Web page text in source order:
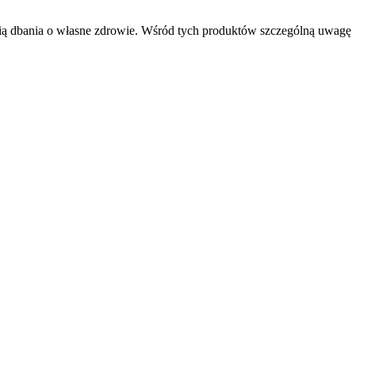
o własne zdrowie. Wśród tych produktów szczególną uwagę